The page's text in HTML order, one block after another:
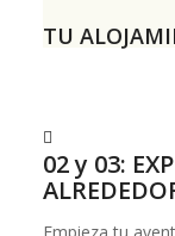
TU
02 y 03: